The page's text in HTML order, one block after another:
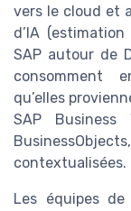
vers le cloud et
d’IA
SAP autour de
consomment
qu’elles
SAP
contextualisées.
Les équipes